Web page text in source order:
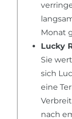
Monat
Lucky
Sie
sich
eine
nach